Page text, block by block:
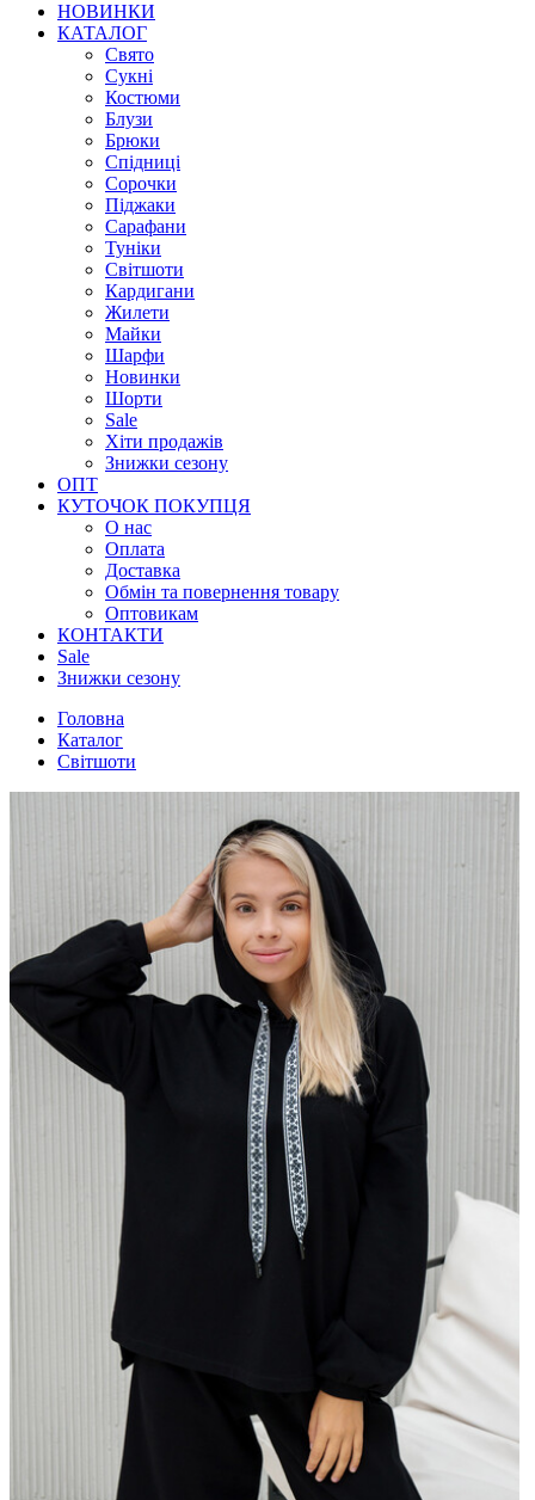
НОВИНКИ
КАТАЛОГ
Свято
Сукні
Костюми
Блузи
Брюки
Спідниці
Сорочки
Піджаки
Сарафани
Туніки
Світшоти
Кардигани
Жилети
Майки
Шарфи
Новинки
Шорти
Sale
Хіти продажів
Знижки сезону
ОПТ
КУТОЧОК ПОКУПЦЯ
О нас
Оплата
Доставка
Обмін та повернення товару
Оптовикам
КОНТАКТИ
Sale
Знижки сезону
Головна
Каталог
Світшоти